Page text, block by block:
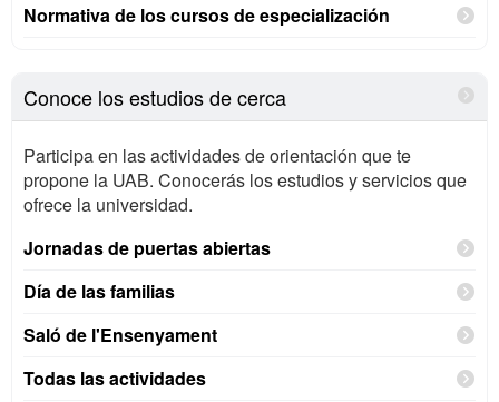
Normativa de los cursos de especialización
Conoce los estudios de cerca
Participa en las actividades de orientación que te
propone la UAB. Conocerás los estudios y servicios que
ofrece la universidad.
Jornadas de puertas abiertas
Día de las familias
Saló de l'Ensenyament
Todas las actividades